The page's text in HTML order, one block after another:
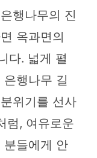
행나무의 진
옥과면의
다. 넓게 펼
행나무 길
위기를 선사
럼, 여유로운
분들에게 안